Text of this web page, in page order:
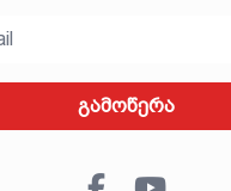
გამოწერა